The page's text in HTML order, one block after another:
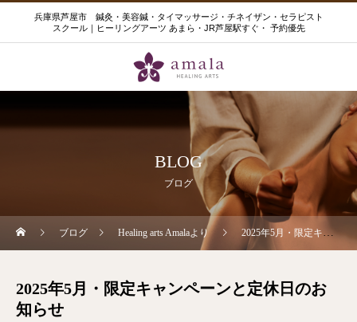
兵庫県芦屋市 鍼灸・美容鍼・タイマッサージ・チネイザン・セラピスト
スクール｜ヒーリングアーツ あまら・JR芦屋駅すぐ・ 予約優先
BLOG
ブログ
ブログ Healing arts Amalaより 2025年5月・限定キャンペーンと定休日のお知らせ
2025年5月・限定キャンペーンと定休日のお
知らせ